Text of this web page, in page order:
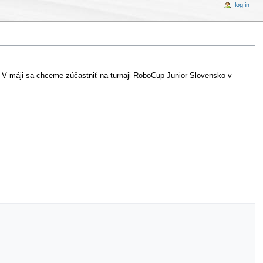
máji sa chceme zúčastniť na turnaji RoboCup Junior Slovensko v
log in